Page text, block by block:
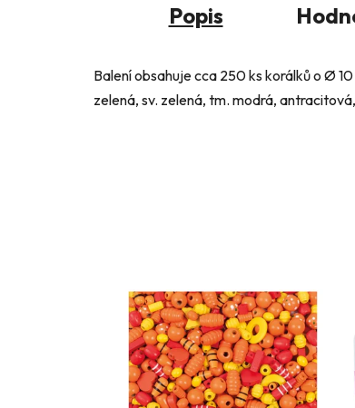
Popis
Balení obsahuje cca 250 ks korálků o Ø
zelená, sv. zelená, tm. modrá,